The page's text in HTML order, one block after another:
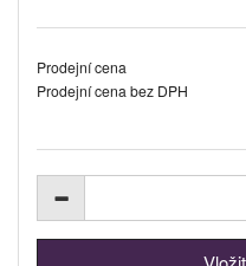
Prodejní cena
Prodejní cena bez DPH